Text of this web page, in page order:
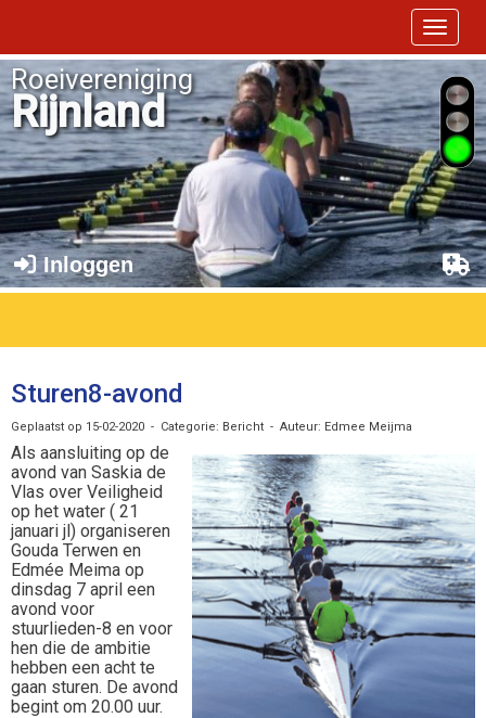
Toggle
Roeivereniging
Rijnland
Inloggen
Sturen8-avond
Geplaatst op 15-02-2020 - Categorie: Bericht - Auteur: Edmee Meijma
Als aansluiting op de
avond van Saskia de
Vlas over Veiligheid
op het water ( 21
januari jl) organiseren
Gouda Terwen en
Edmée Meima op
dinsdag 7 april een
avond voor
stuurlieden-8 en voor
hen die de ambitie
hebben een acht te
gaan sturen. De avond
begint om 20.00 uur.